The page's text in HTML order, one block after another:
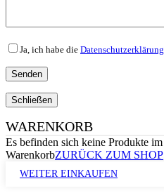
Ja, ich habe die Datenschutzerklärung
Schließen
WARENKORB
Es befinden sich keine Produkte im
WarenkorbZURÜCK ZUM SHOP
WEITER EINKAUFEN